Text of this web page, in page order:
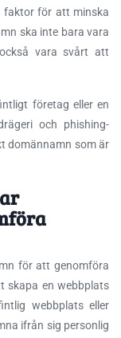
faktor för att minska
ska inte bara vara
vara svårt att
företag eller en
och phishing-
domännamn som är
för att genomföra
skapa en webbplats
webbplats eller
ifrån sig personlig